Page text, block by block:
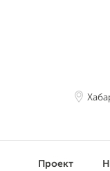
Проект